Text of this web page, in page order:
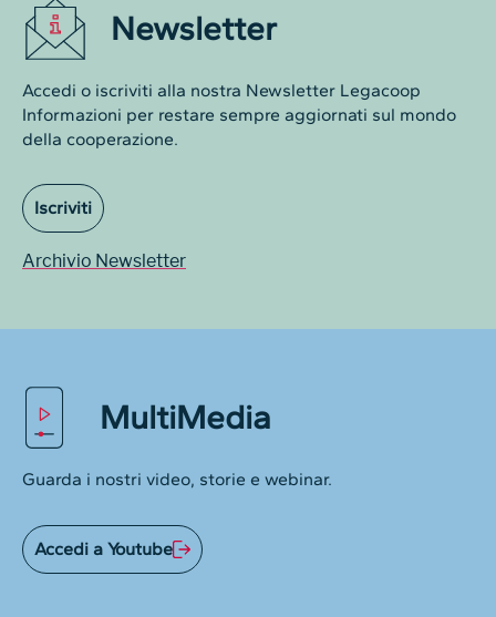
Newsletter
Accedi o iscriviti alla nostra Newsletter Legacoop
Informazioni per restare sempre aggiornati sul mondo
della cooperazione.
Iscriviti
Archivio Newsletter
MultiMedia
Guarda i nostri video, storie e webinar.
Accedi a Youtube